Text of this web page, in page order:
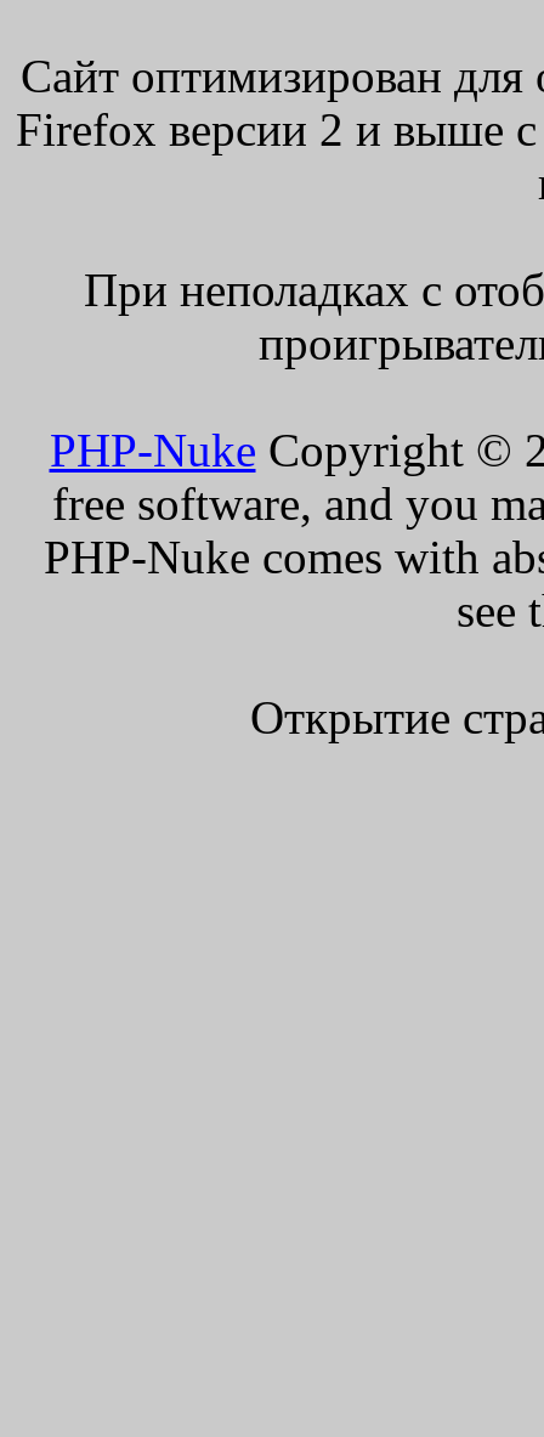
Сайт оптимизирован для
Firefox версии 2 и выше
При неполадках с
PHP-Nuke Copyright ©
free software, and you
PHP-Nuke comes with
see
Открытие